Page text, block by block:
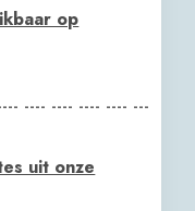
op
---- ---- ---- ---- ---
uit onze